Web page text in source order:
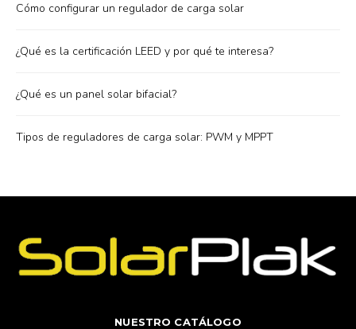
Cómo configurar un regulador de carga solar
¿Qué es la certificación LEED y por qué te interesa?
¿Qué es un panel solar bifacial?
Tipos de reguladores de carga solar: PWM y MPPT
NUESTRO CATÁLOGO